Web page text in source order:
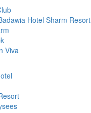
Hotel Sharm Resort
Viva